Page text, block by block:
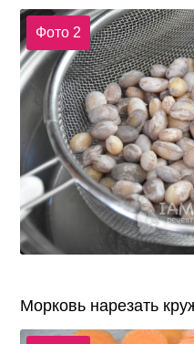
Фото 2
Морковь нарезать